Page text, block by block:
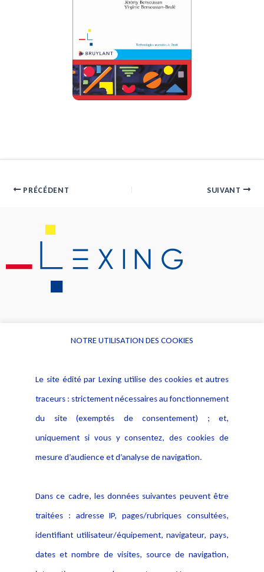
PRÉCÉDENT SUIVANT
Alerte professionnelle
Déclaration d'accessibilité
Notice Légale
Politique de protection des
données
Publications
NOTRE UTILISATION DES COOKIES
Le site édité par Lexing utilise des cookies et autres
traceurs : strictement nécessaires au fonctionnement
du site (exemptés de consentement) ; et,
uniquement si vous y consentez, des cookies de
mesure d’audience et d’analyse de navigation.
Dans ce cadre, les données suivantes peuvent être
traitées : adresse IP, pages/rubriques consultées,
identifiant utilisateur/équipement, navigateur, pays,
dates et nombre de visites, source de navigation,